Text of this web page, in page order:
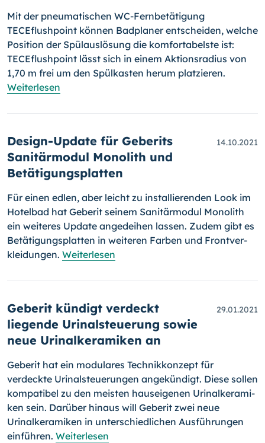
Mit der pneumatischen WC-Fernbetätigung
TECEflushpoint können Bad­planer entscheiden, welche
Position der Spülauslösung die komfor­ta­belste ist:
TECEflushpoint lässt sich in einem Aktionsradius von
1,70 m frei um den Spülkasten herum platzieren.
Weiterlesen
Design-Update für Geberits
Sanitärmodul Monolith und
Betätigungsplatten
14.10.2021
Für einen edlen, aber leicht zu installierenden Look im
Hotelbad hat Geberit seinem Sanitärmodul Monolith
ein weiteres Update angedeihen las­sen. Zudem gibt es
Betätigungsplatten in weiteren Farben und Front­ver­
klei­dun­gen. Weiterlesen
Geberit kündigt verdeckt
liegende Urinalsteuerung sowie
neue Urinalkeramiken an
29.01.2021
Geberit hat ein modulares Technikkonzept für
verdeckte Urinalsteuerungen angekündigt. Diese sollen
kompatibel zu den meisten hauseigenen Urinal­kera­mi­
ken sein. Darüber hinaus will Geberit zwei neue
Urinalkeramiken in unterschiedlichen Ausführungen
einführen. Weiterlesen